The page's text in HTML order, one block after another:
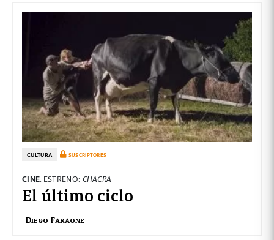
CULTURA SUSCRIPTORES
CINE. ESTRENO: CHACRA
El último ciclo
Diego Faraone